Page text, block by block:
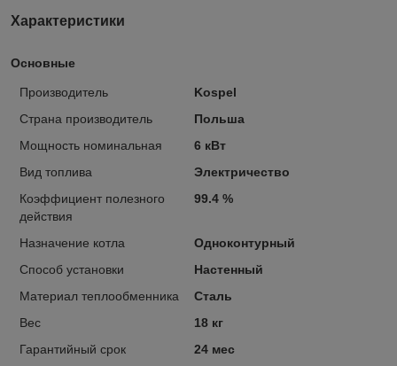
Характеристики
Основные
Производитель
Kospel
Страна производитель
Польша
Мощность номинальная
6 кВт
Вид топлива
Электричество
Коэффициент полезного
действия
99.4 %
Назначение котла
Одноконтурный
Способ установки
Настенный
Материал теплообменника
Сталь
Вес
18 кг
Гарантийный срок
24 мес